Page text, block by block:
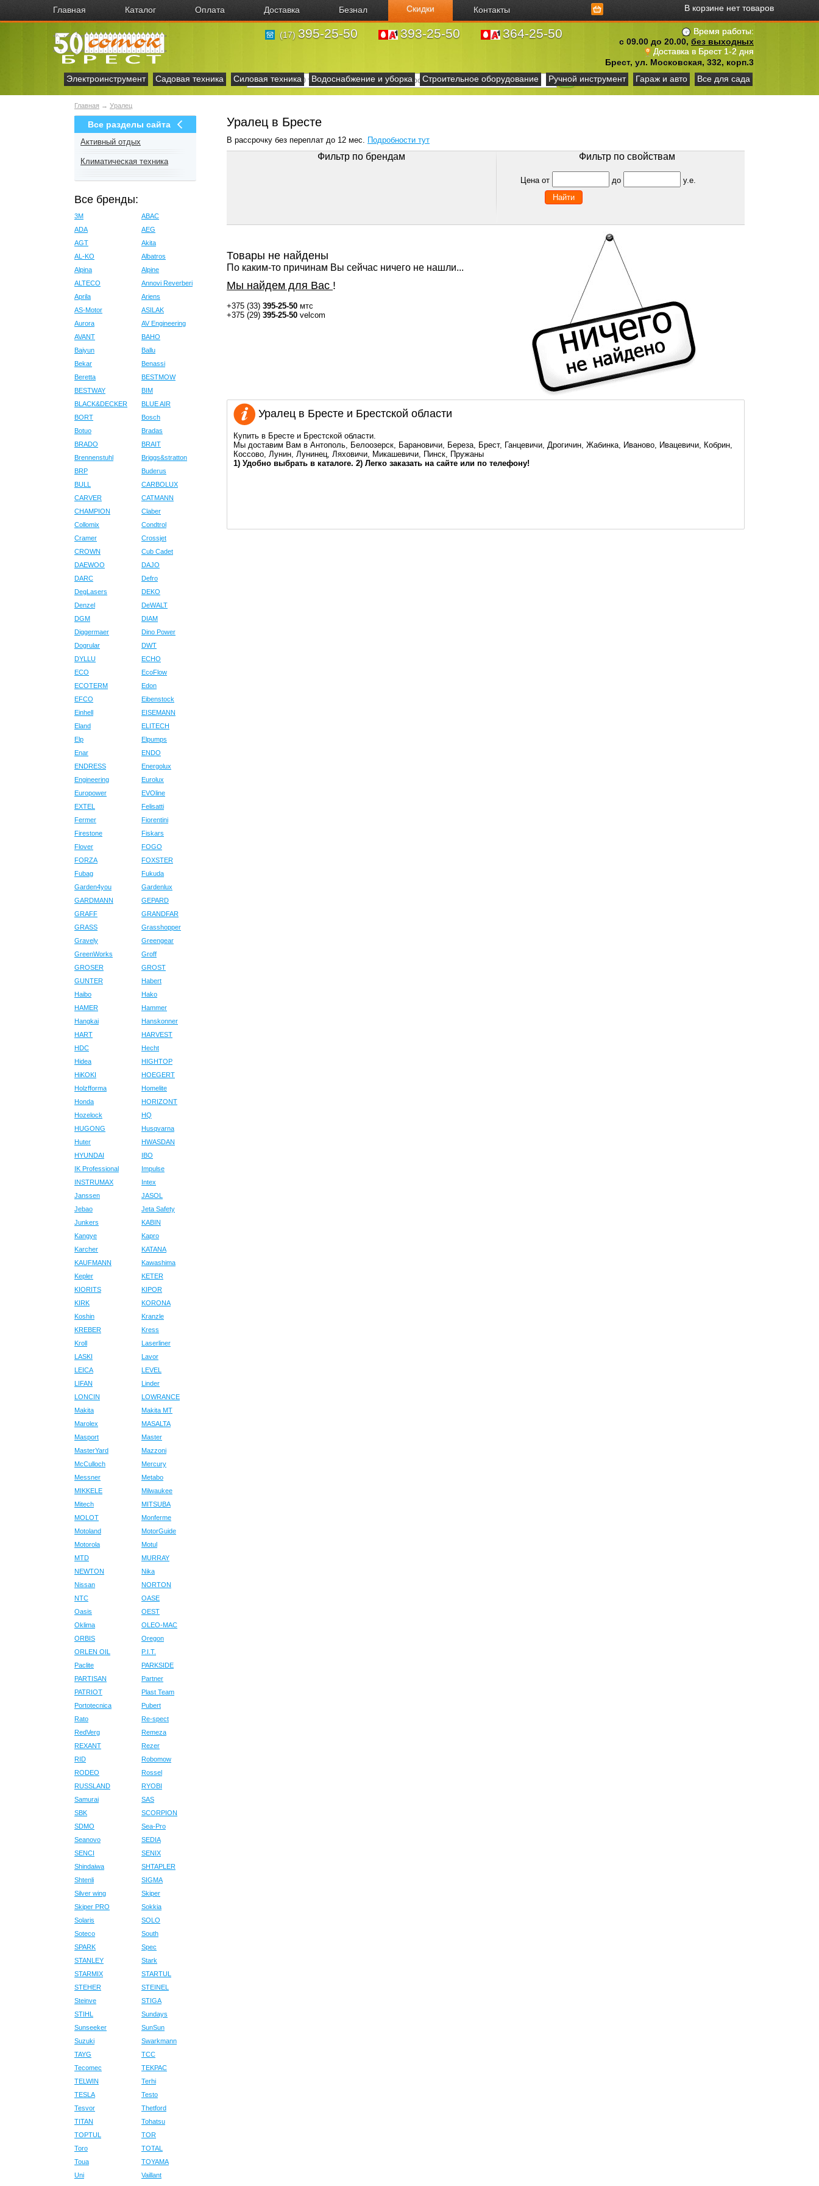
Главная Каталог Оплата Доставка Безнал Скидки Контакты В корзине нет товаров
Время работы:
с 09.00 до 20.00, без выходных
Доставка в Брест 1-2 дня
Брест, ул. Московская, 332, корп.3
(17) 395-25-50 393-25-50 364-25-50
Электроинструмент Садовая техника Силовая техника Водоснабжение и уборка Строительное оборудование Ручной инструмент Гараж и авто Все для сада
Главная → Уралец
Все разделы сайта
Активный отдых
Климатическая техника
Все бренды:
3M
ABAC
ADA
AEG
AGT
Akita
AL-KO
Albatros
Alpina
Alpine
ALTECO
Annovi Reverberi
Aprila
Ariens
AS-Motor
ASILAK
Aurora
AV Engineering
AVANT
BAHO
Baiyun
Ballu
Bekar
Benassi
Beretta
BESTMOW
BESTWAY
BIM
BLACK&DECKER
BLUE AIR
BORT
Bosch
Botuo
Bradas
BRADO
BRAIT
Brennenstuhl
Briggs&stratton
BRP
Buderus
BULL
CARBOLUX
CARVER
CATMANN
CHAMPION
Claber
Collomix
Condtrol
Cramer
Crossjet
CROWN
Cub Cadet
DAEWOO
DAJO
DARC
Defro
DegLasers
DEKO
Denzel
DeWALT
DGM
DIAM
Diggermaer
Dino Power
Dogrular
DWT
DYLLU
ECHO
ECO
EcoFlow
ECOTERM
Edon
EFCO
Eibenstock
Einhell
EISEMANN
Eland
ELITECH
Elp
Elpumps
Enar
ENDO
ENDRESS
Energolux
Engineering
Eurolux
Europower
EVOline
EXTEL
Felisatti
Fermer
Fiorentini
Firestone
Fiskars
Flover
FOGO
FORZA
FOXSTER
Fubag
Fukuda
Garden4you
Gardenlux
GARDMANN
GEPARD
GRAFF
GRANDFAR
GRASS
Grasshopper
Gravely
Greengear
GreenWorks
Groff
GROSER
GROST
GUNTER
Habert
Haibo
Hako
HAMER
Hammer
Hangkai
Hanskonner
HART
HARVEST
HDC
Hecht
Hidea
HIGHTOP
HiKOKI
HOEGERT
Holzfforma
Homelite
Honda
HORIZONT
Hozelock
HQ
HUGONG
Husqvarna
Huter
HWASDAN
HYUNDAI
IBO
IK Professional
Impulse
INSTRUMAX
Intex
Janssen
JASOL
Jebao
Jeta Safety
Junkers
KABIN
Kangye
Kapro
Karcher
KATANA
KAUFMANN
Kawashima
Kepler
KETER
KIORITS
KIPOR
KIRK
KORONA
Koshin
Kranzle
KREBER
Kress
Kroll
Laserliner
LASKI
Lavor
LEICA
LEVEL
LIFAN
Linder
LONCIN
LOWRANCE
Makita
Makita MT
Marolex
MASALTA
Masport
Master
MasterYard
Mazzoni
McCulloch
Mercury
Messner
Metabo
MIKKELE
Milwaukee
Mitech
MITSUBA
MOLOT
Monferme
Motoland
MotorGuide
Motorola
Motul
MTD
MURRAY
NEWTON
Nika
Nissan
NORTON
NTC
OASE
Oasis
OEST
Oklima
OLEO-MAC
ORBIS
Oregon
ORLEN OIL
P.I.T.
Paclite
PARKSIDE
PARTISAN
Partner
PATRIOT
Plast Team
Portotecnica
Pubert
Rato
Re-spect
RedVerg
Remeza
REXANT
Rezer
RID
Robomow
RODEO
Rossel
RUSSLAND
RYOBI
Samurai
SAS
SBK
SCORPION
SDMO
Sea-Pro
Seanovo
SEDIA
SENCI
SENIX
Shindaiwa
SHTAPLER
Shtenli
SIGMA
Silver wing
Skiper
Skiper PRO
Sokkia
Solaris
SOLO
Soteco
South
SPARK
Spec
STANLEY
Stark
STARMIX
STARTUL
STEHER
STEINEL
Steinve
STIGA
STIHL
Sundays
Sunseeker
SunSun
Suzuki
Swarkmann
TAYG
TCC
Tecomec
TEKPAC
TELWIN
Terhi
TESLA
Testo
Tesvor
Thetford
TITAN
Tohatsu
TOPTUL
TOR
Toro
TOTAL
Toua
TOYAMA
Uni
Vaillant
Уралец в Бресте
В рассрочку без переплат до 12 мес. Подробности тут
Фильтр по брендам Фильтр по свойствам
Цена от до у.е.
Товары не найдены
По каким-то причинам Вы сейчас ничего не нашли...
Мы найдем для Вас !
+375 (33) 395-25-50 мтс
+375 (29) 395-25-50 velcom
Уралец в Бресте и Брестской области
Купить в Бресте и Брестской области.
Мы доставим Вам в Антополь, Белоозерск, Барановичи, Береза, Брест, Ганцевичи, Дрогичин, Жабинка, Иваново, Ивацевичи, Кобрин,
Коссово, Лунин, Лунинец, Ляховичи, Микашевичи, Пинск, Пружаны
1) Удобно выбрать в каталоге. 2) Легко заказать на сайте или по телефону!